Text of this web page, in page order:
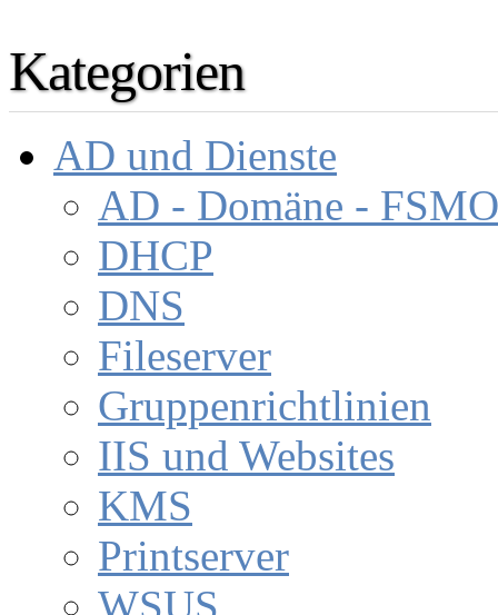
Kategorien
AD und Dienste
AD - Domäne - FSMO
DHCP
DNS
Fileserver
Gruppenrichtlinien
IIS und Websites
KMS
Printserver